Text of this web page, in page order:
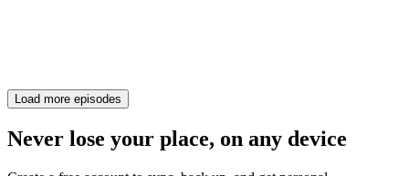
Load more episodes
Never lose your place, on any device